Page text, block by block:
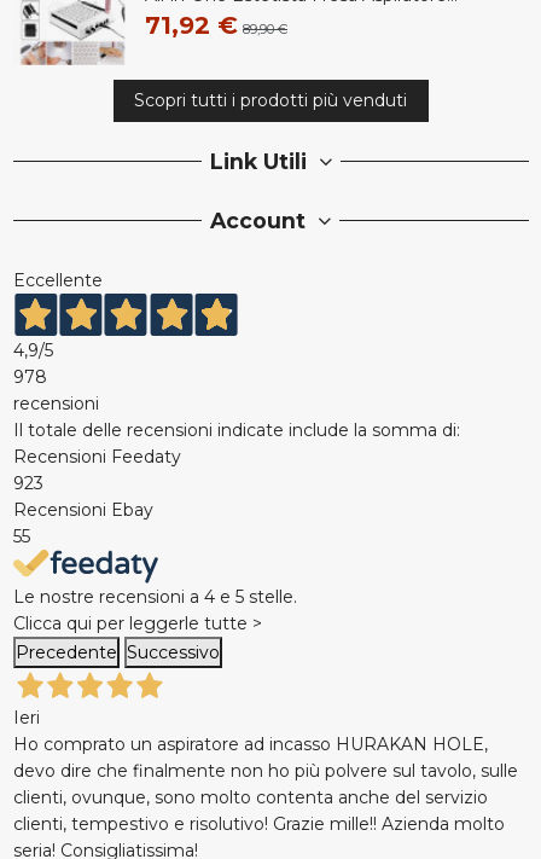
71,92 € 89,90 €
Scopri tutti i prodotti più venduti
Link Utili
Account
Eccellente
4,9/5
978
recensioni
Il totale delle recensioni indicate include la somma di:
Recensioni Feedaty
923
Recensioni Ebay
55
Le nostre recensioni a 4 e 5 stelle.
Clicca qui per leggerle tutte >
Precedente Successivo
Ieri
Ho comprato un aspiratore ad incasso HURAKAN HOLE,
devo dire che finalmente non ho più polvere sul tavolo, sulle
clienti, ovunque, sono molto contenta anche del servizio
clienti, tempestivo e risolutivo! Grazie mille!! Azienda molto
seria! Consigliatissima!